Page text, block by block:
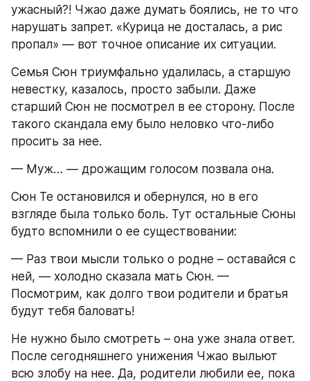
ужасный?! Чжао даже думать боялись, не то что
нарушать запрет. «Курица не досталась, а рис
пропал» — вот точное описание их ситуации.
Семья Сюн триумфально удалилась, а старшую
невестку, казалось, просто забыли. Даже
старший Сюн не посмотрел в ее сторону. После
такого скандала ему было неловко что-либо
просить за нее.
— Муж… — дрожащим голосом позвала она.
Сюн Те остановился и обернулся, но в его
взгляде была только боль. Тут остальные Сюны
будто вспомнили о ее существовании:
— Раз твои мысли только о родне – оставайся с
ней, — холодно сказала мать Сюн. —
Посмотрим, как долго твои родители и братья
будут тебя баловать!
Не нужно было смотреть – она уже знала ответ.
После сегодняшнего унижения Чжао выльют
всю злобу на нее. Да, родители любили ее, пока